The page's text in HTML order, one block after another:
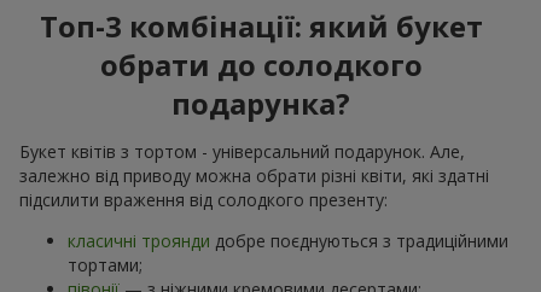
Топ-3 комбінації: який букет
обрати до солодкого
подарунка?
Букет квітів з тортом - універсальний подарунок. Але,
залежно від приводу можна обрати різні квіти, які здатні
підсилити враження від солодкого презенту:
класичні троянди добре поєднуються з традиційними
тортами;